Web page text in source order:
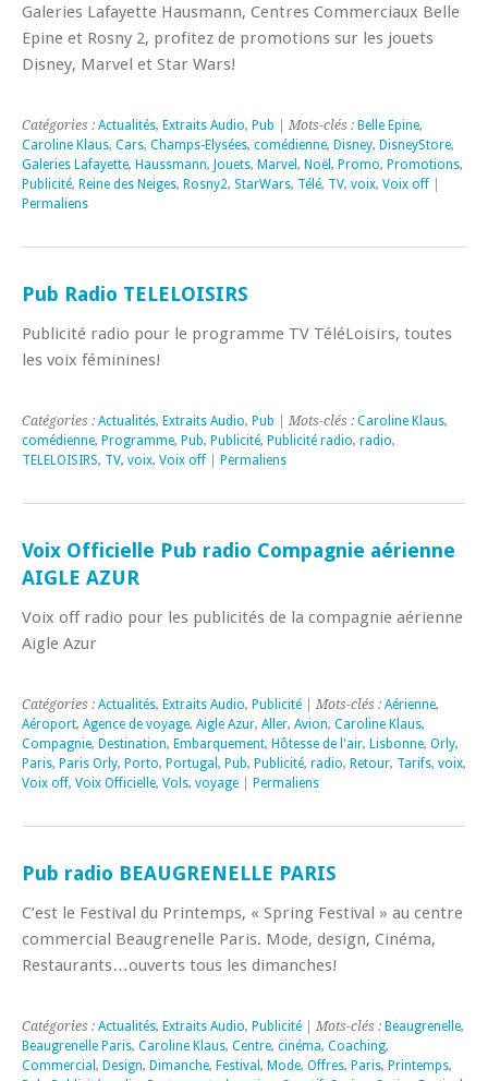
Galeries Lafayette Hausmann, Centres Commerciaux Belle
Epine et Rosny 2, profitez de promotions sur les jouets
Disney, Marvel et Star Wars!
Catégories : Actualités, Extraits Audio, Pub | Mots-clés : Belle Epine,
Caroline Klaus, Cars, Champs-Elysées, comédienne, Disney, DisneyStore,
Galeries Lafayette, Haussmann, Jouets, Marvel , Noël , Promo, Promotions,
Publicité, Reine des Neiges, Rosny2, StarWars, Télé, TV, voix, Voix off
Permaliens
Pub Radio TELELOISIRS
Publicité radio pour le programme TV TéléLoisirs, toutes
les voix féminines!
Catégories : Actualités, Extraits Audio, Pub | Mots-clés : Caroline Klaus,
comédienne, Programme, Pub, Publicité, Publicité radio, radio,
TELELOISIRS, TV, voix, Voix off Permaliens
Voix Officielle Pub radio Compagnie aérienne
AIGLE AZUR
Voix off radio pour les publicités de la compagnie aérienne
Aigle Azur
Catégories : Actualités, Extraits Audio, Publicité | Mots-clés : Aérienne,
Aéroport, Agence de voyage, Aigle Azur, Aller, Avion, Caroline Klaus,
Compagnie, Destination, Embarquement, Hôtesse de l'air, Lisbonne, Orly,
Paris, Paris Orly, Porto, Portugal , Pub, Publicité, radio, Retour, Tarifs, voix,
Voix off, Voix Officielle, Vols, voyage Permaliens
Pub radio BEAUGRENELLE PARIS
C’est le Festival du Printemps, « Spring Festival » au centre
commercial Beaugrenelle Paris. Mode, design, Cinéma,
Restaurants…ouverts tous les dimanches!
Catégories : Actualités, Extraits Audio, Publicité | Mots-clés : Beaugrenelle,
Beaugrenelle Paris, Caroline Klaus, Centre, cinéma, Coaching,
Commercial , Design, Dimanche, Festival , Mode, Offres, Paris, Printemps,